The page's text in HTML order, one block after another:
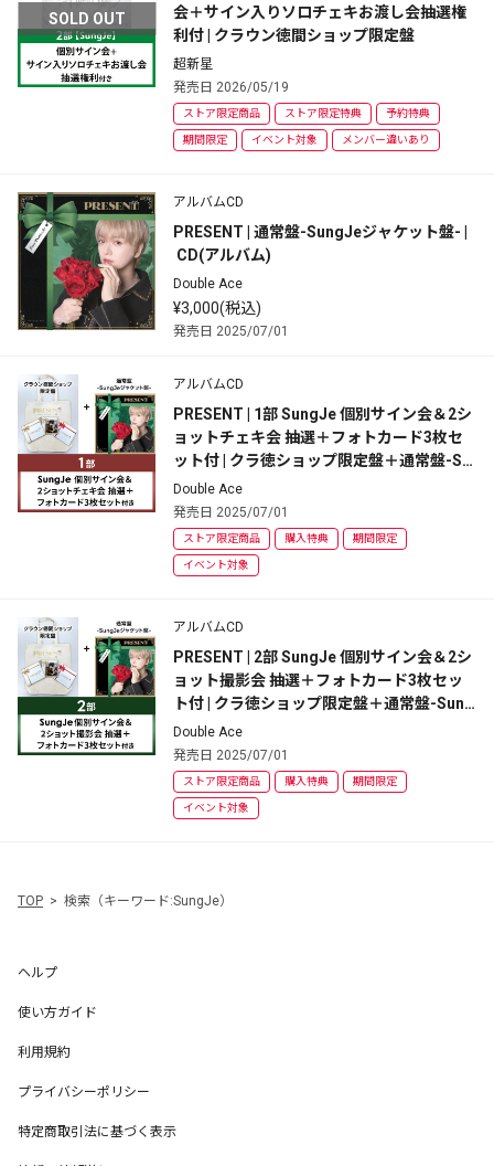
SOLD OUT
会＋サイン入りソロチェキお渡し会抽選権
利付 | クラウン徳間ショップ限定盤
超新星
発売日 2026/05/19
ストア限定商品 ストア限定特典 予約特典
期間限定 イベント対象 メンバー違いあり
アルバムCD
PRESENT | 通常盤-SungJeジャケット盤- |
CD(アルバム)
Double Ace
¥3,000(税込)
発売日 2025/07/01
アルバムCD
PRESENT | 1部 SungJe 個別サイン会＆2シ
ョットチェキ会 抽選＋フォトカード3枚セ
ット付 | クラ徳ショップ限定盤＋通常盤-Su
ngJeジャケット盤-セット
Double Ace
発売日 2025/07/01
ストア限定商品 購入特典 期間限定
イベント対象
アルバムCD
PRESENT | 2部 SungJe 個別サイン会＆2シ
ョット撮影会 抽選＋フォトカード3枚セッ
ト付 | クラ徳ショップ限定盤＋通常盤-Sung
Jeジャケット盤-セット
Double Ace
発売日 2025/07/01
ストア限定商品 購入特典 期間限定
イベント対象
TOP 検索（キーワード:SungJe）
ヘルプ
使い方ガイド
利用規約
プライバシーポリシー
特定商取引法に基づく表示